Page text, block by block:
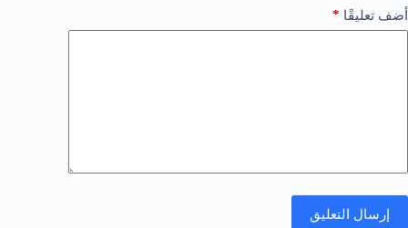
أضف تعليقًا *
إرسال التعليق